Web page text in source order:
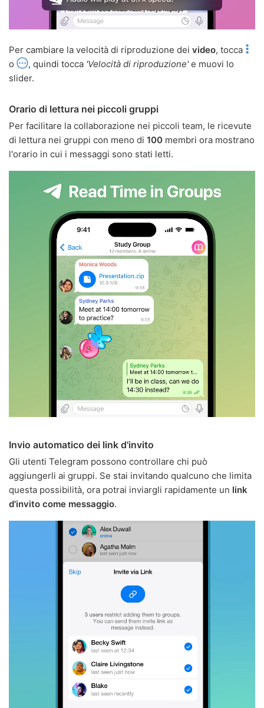
Per cambiare la velocità di riproduzione dei video, tocca
o
, quindi tocca 'Velocità di riproduzione'e muovi lo
slider.
Orario di lettura nei piccoli gruppi
Per facilitare la collaborazione nei piccoli team, le ricevute
di lettura nei gruppi con meno di 100 membri ora mostrano
l'orario in cui i messaggi sono stati letti.
Invio automatico dei link d'invito
Gli utenti Telegram possono controllare chi può
aggiungerli ai gruppi. Se stai invitando qualcuno che limita
questa possibilità, ora potrai inviargli rapidamente un link
d'invito come messaggio.